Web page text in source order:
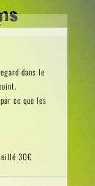
dans le
ce que les
30€